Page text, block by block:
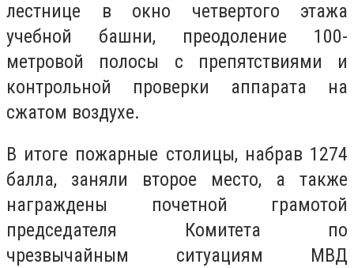
лестнице в окно четвертого этажа
учебной башни, преодоление 100-
метровой полосы с препятствиями и
контрольной проверки аппарата на
сжатом воздухе.
В итоге пожарные столицы, набрав 1274
балла, заняли второе место, а также
награждены почетной грамотой
председателя Комитета по
чрезвычайным ситуациям МВД